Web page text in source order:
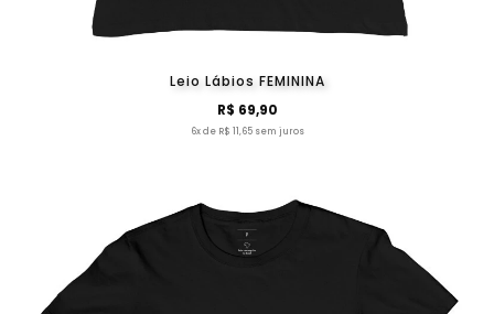
Leio Lábios FEMININA
R$ 69,90
6x de R$ 11,65 sem juros